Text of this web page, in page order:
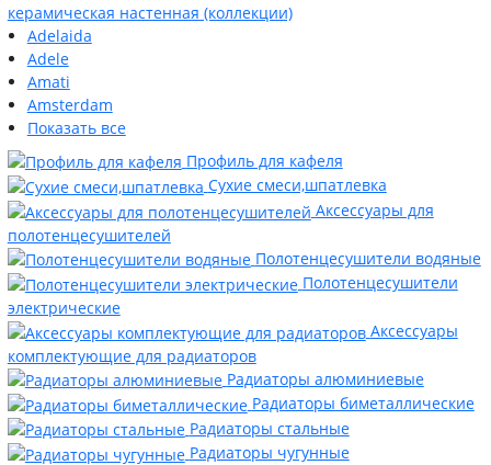
керамическая настенная (коллекции)
Adelaida
Adele
Amati
Amsterdam
Показать все
Профиль для кафеля
Сухие смеси,шпатлевка
Аксессуары для
полотенцесушителей
Полотенцесушители водяные
Полотенцесушители
электрические
Аксессуары
комплектующие для радиаторов
Радиаторы алюминиевые
Радиаторы биметаллические
Радиаторы стальные
Радиаторы чугунные